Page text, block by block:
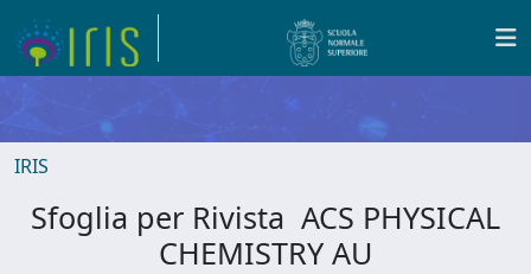
IRIS
Sfoglia per Rivista ACS PHYSICAL
CHEMISTRY AU